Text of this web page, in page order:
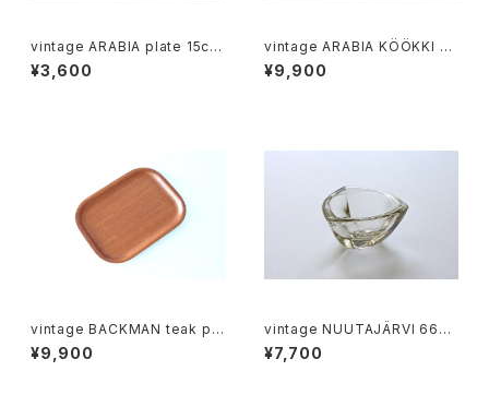
vintage ARABIA plate 15cm
/ オールドアラビア パン皿 15c
m
¥3,600
vintage ARABIA KÖÖKKI sa
lt＆pepper shaker cobalt /
ヴィンテージ アラビア ソルト＆
¥9,900
vintage BACKMAN teak ply
wood tray 03 / ヴィンテージ
バックマン プライウッド トレイ 0
¥9,900
vintage NUUTAJÄRVI 6606
BULLS EYE ashtray / ヴィン
テージ ヌータヤルヴィ 6606 ブ
¥7,700